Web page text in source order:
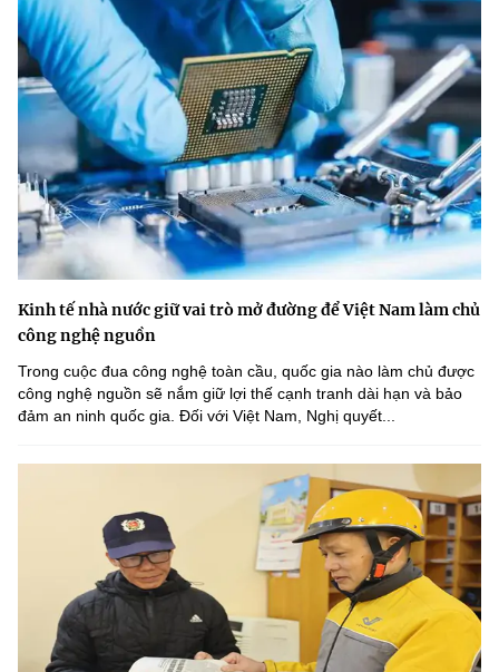
Kinh tế nhà nước giữ vai trò mở đường để Việt Nam làm chủ
công nghệ nguồn
Trong cuộc đua công nghệ toàn cầu, quốc gia nào làm chủ được
công nghệ nguồn sẽ nắm giữ lợi thế cạnh tranh dài hạn và bảo
đảm an ninh quốc gia. Đối với Việt Nam, Nghị quyết...